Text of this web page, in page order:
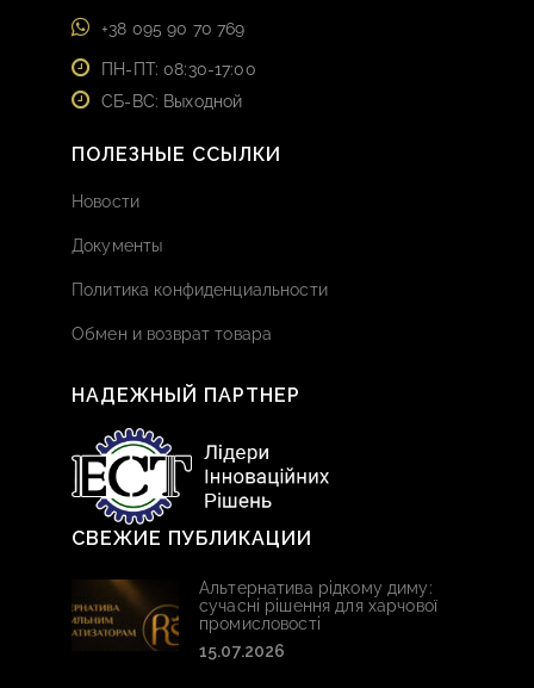
+38 095 90 70 769
ПН-ПТ: 08:30-17:00
СБ-ВС: Выходной
ПОЛЕЗНЫЕ ССЫЛКИ
Новости
Документы
Политика конфиденциальности
Обмен и возврат товара
НАДЕЖНЫЙ ПАРТНЕР
СВЕЖИЕ ПУБЛИКАЦИИ
Альтернатива рідкому диму:
сучасні рішення для харчової
промисловості
15.07.2026